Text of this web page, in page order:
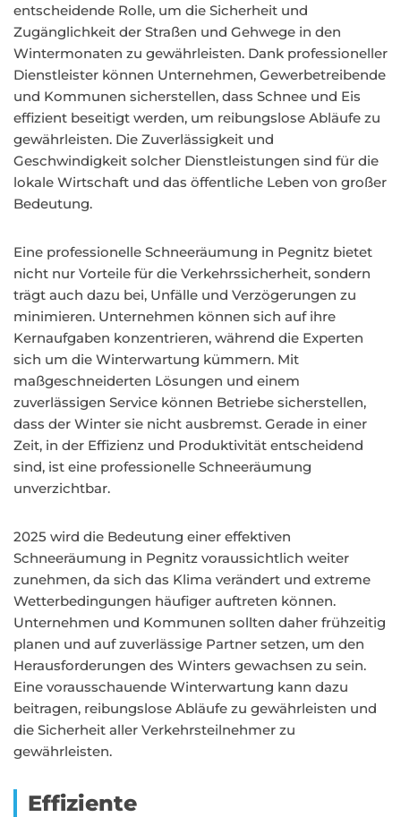
entscheidende Rolle, um die Sicherheit und
Zugänglichkeit der Straßen und Gehwege in den
Wintermonaten zu gewährleisten. Dank professioneller
Dienstleister können Unternehmen, Gewerbetreibende
und Kommunen sicherstellen, dass Schnee und Eis
effizient beseitigt werden, um reibungslose Abläufe zu
gewährleisten. Die Zuverlässigkeit und
Geschwindigkeit solcher Dienstleistungen sind für die
lokale Wirtschaft und das öffentliche Leben von großer
Bedeutung.
Eine professionelle Schneeräumung in Pegnitz bietet
nicht nur Vorteile für die Verkehrssicherheit, sondern
trägt auch dazu bei, Unfälle und Verzögerungen zu
minimieren. Unternehmen können sich auf ihre
Kernaufgaben konzentrieren, während die Experten
sich um die Winterwartung kümmern. Mit
maßgeschneiderten Lösungen und einem
zuverlässigen Service können Betriebe sicherstellen,
dass der Winter sie nicht ausbremst. Gerade in einer
Zeit, in der Effizienz und Produktivität entscheidend
sind, ist eine professionelle Schneeräumung
unverzichtbar.
2025 wird die Bedeutung einer effektiven
Schneeräumung in Pegnitz voraussichtlich weiter
zunehmen, da sich das Klima verändert und extreme
Wetterbedingungen häufiger auftreten können.
Unternehmen und Kommunen sollten daher frühzeitig
planen und auf zuverlässige Partner setzen, um den
Herausforderungen des Winters gewachsen zu sein.
Eine vorausschauende Winterwartung kann dazu
beitragen, reibungslose Abläufe zu gewährleisten und
die Sicherheit aller Verkehrsteilnehmer zu
gewährleisten.
Effiziente